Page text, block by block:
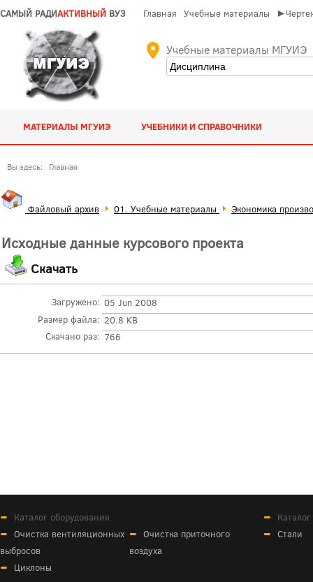
САМЫЙ РАДИАКТИВНЫЙ ВУЗ Главная Учебные материалы
Учебные материалы МГУИЭ
МАТЕРИАЛЫ МГУИЭ УЧЕБНИКИ И СПРАВОЧНИКИ
Вы здесь: Главная
Файловый архив 01. Учебные материалы Экономика
Исходные данные курсового проекта
Скачать
Загружено: 05 Jun 2008
Размер файла: 20.8 KB
Скачано раз: 766
Каталог оборудования
Очистка вентиляционных
выбросов
Очистка приточного
воздуха
Циклоны
Стали